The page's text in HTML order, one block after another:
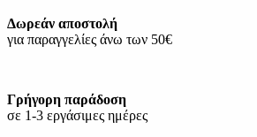
Δωρεάν αποστολή
για παραγγελίες άνω των 50€
Γρήγορη παράδοση
σε 1-3 εργάσιμες ημέρες